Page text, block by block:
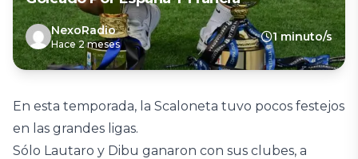
NexoRadio
Hace 2 meses
1 minuto/s
En esta temporada, la Scaloneta tuvo pocos festejos
en las grandes ligas.
Sólo Lautaro y Dibu ganaron con sus clubes, a